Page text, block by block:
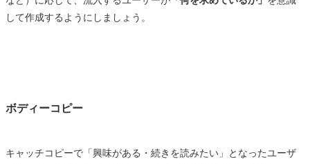
して作成するようにしましょう。
ボディーコピー
キャッチコピーで「興味がある・続きを読みたい」となったユーザ